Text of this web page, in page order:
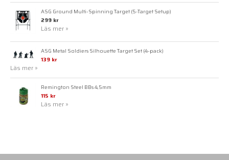
ASG Ground Multi-Spinning Target (5-Target Setup)
299 kr
Läs mer »
ASG Metal Soldiers Silhouette Target Set (4-pack)
139 kr
Läs mer »
Remington Steel BBs 4,5mm
115 kr
Läs mer »